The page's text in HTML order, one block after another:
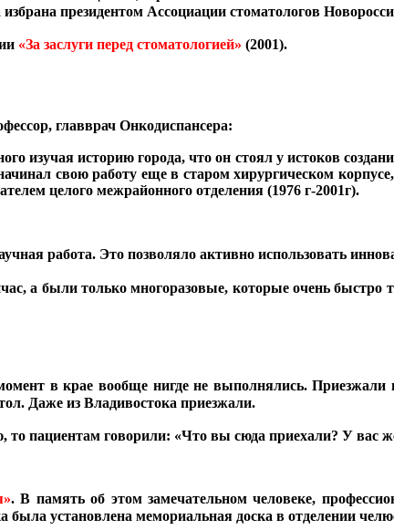
президентом Ассоциации стоматологов
«За заслуги перед стоматологией» (2001).
главврач Онкодиспансера:
изучая историю города, что он стоял у истоков
свою работу еще в старом хирургическом
целого межрайонного отделения (1976 г-2001г).
работа. Это позволяло активно использовать
а были только многоразовые, которые очень
в крае вообще нигде не выполнялись. Приезжали
Даже из Владивостока приезжали.
пациентам говорили: «Что вы сюда приехали? У вас
. В память об этом замечательном человеке,
установлена мемориальная доска в отделении